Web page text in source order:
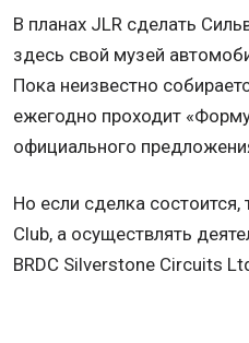
В планах JLR сделать
здесь свой музей
Пока неизвестно
ежегодно проходит
официального
Но если сделка
Club, а осуществлять
BRDC Silverstone Circuits